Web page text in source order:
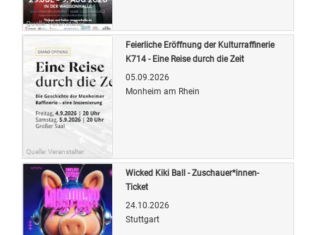
Quelle: Veranstalter
Quelle: Veranstalter
Feierliche Eröffnung der Kulturraffinerie
K714 - Eine Reise durch die Zeit
05.09.2026
Monheim am Rhein
Wicked Kiki Ball - Zuschauer*innen-
Ticket
24.10.2026
Stuttgart